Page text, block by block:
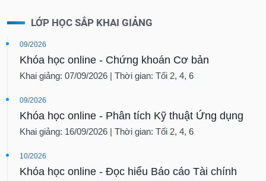
LỚP HỌC SẮP KHAI GIẢNG
09/2026
Khóa học online - Chứng khoán Cơ bản
Khai giảng: 07/09/2026 | Thời gian: Tối 2, 4, 6
09/2026
Khóa học online - Phân tích Kỹ thuật Ứng dụng
Khai giảng: 16/09/2026 | Thời gian: Tối 2, 4, 6
10/2026
Khóa học online - Đọc hiểu Báo cáo Tài chính